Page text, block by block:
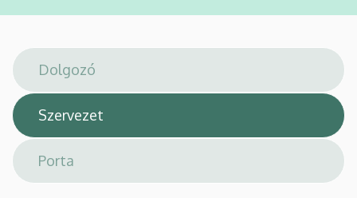
Arany
János
téri
feladatellátási
hely